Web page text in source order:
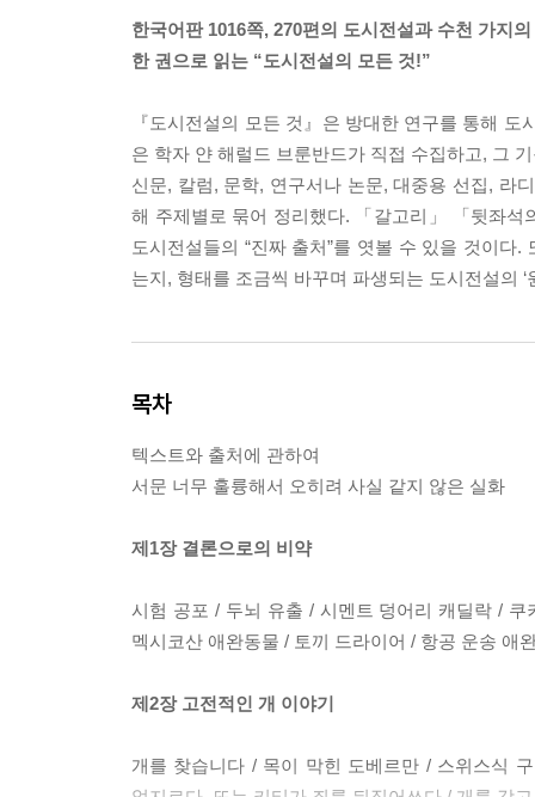
한국어판 1016쪽, 270편의 도시전설과 수천 가지
한 권으로 읽는 “도시전설의 모든 것!”
『도시전설의 모든 것』은 방대한 연구를 통해
은 학자 얀 해럴드 브룬반드가 직접 수집하고, 그
신문, 칼럼, 문학, 연구서나 논문, 대중용 선집, 라
해 주제별로 묶어 정리했다. 「갈고리」 「뒷좌
도시전설들의 “진짜 출처”를 엿볼 수 있을 것이
는지, 형태를 조금씩 바꾸며 파생되는 도시전설의
목차
텍스트와 출처에 관하여
서문 너무 훌륭해서 오히려 사실 같지 않은 실화
제1장 결론으로의 비약
시험 공포 / 두뇌 유출 / 시멘트 덩어리 캐딜락 /
멕시코산 애완동물 / 토끼 드라이어 / 항공 운송 애
제2장 고전적인 개 이야기
개를 찾습니다 / 목이 막힌 도베르만 / 스위스식